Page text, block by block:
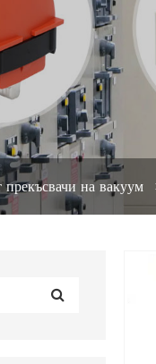
на вакуум